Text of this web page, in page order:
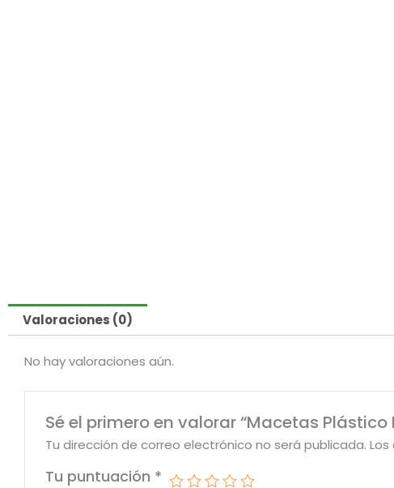
Valoraciones (0)
No hay valoraciones aún.
Sé el primero en valorar “Macetas Plástico
Tu dirección de correo electrónico no será publicada.
Tu puntuación *